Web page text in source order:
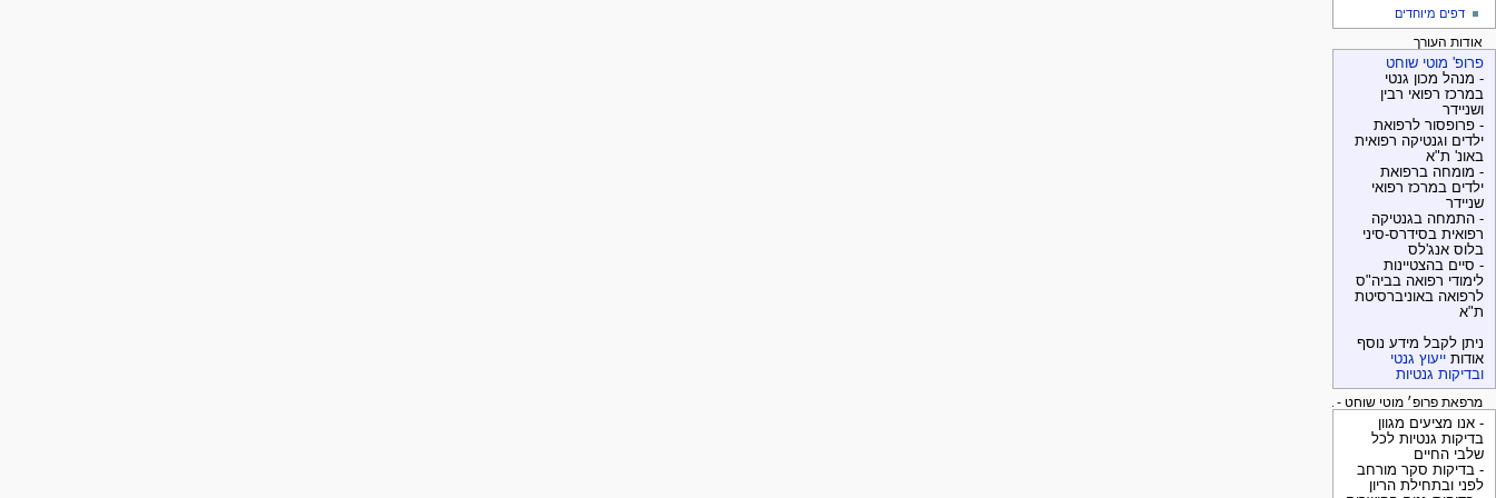
דפים מיוחדים
אודות העורך
פרופ' מוטי שוחט
- מנהל מכון גנטי
במרכז רפואי רבין
ושניידר
- פרופסור לרפואת
ילדים וגנטיקה רפואית
באונ' ת"א
- מומחה ברפואת
ילדים במרכז רפואי
שניידר
- התמחה בגנטיקה
רפואית בסידרס-סיני
בלוס אנג'לס
- סיים בהצטיינות
לימודי רפואה בביה"ס
לרפואה באוניברסיטת
ת"א
ניתן לקבל מידע נוסף
אודות ייעוץ גנטי
ובדיקות גנטיות
מרפאת פרופ׳ מוטי שוחט - בדיקות גנטיות
- אנו מציעים מגוון
בדיקות גנטיות לכל
שלבי החיים
- בדיקות סקר מורחב
לפני ובתחילת הריון